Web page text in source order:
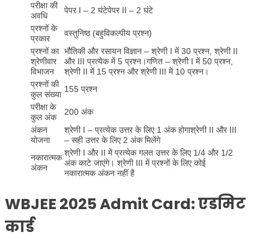
परीक्षा की
अवधि
पेपर I – 2 घंटेपेपर II – 2 घंटे
प्रश्नों के
प्रकार
वस्तुनिष्ठ (बहुविकल्पीय प्रश्न)
प्रश्नों का
श्रेणीवार
विभाजन
भौतिकी और रसायन विज्ञान – श्रेणी I में 30 प्रश्न, श्रेणी II
और III प्रत्येक में 5 प्रश्न।गणित – श्रेणी I में 50 प्रश्न,
श्रेणी II में 15 प्रश्न और श्रेणी III में 10 प्रश्न।
प्रश्नों की
कुल संख्या
155 प्रश्न
परीक्षा के
कुल अंक
200 अंक
अंकन
योजना
श्रेणी I – प्रत्येक उत्तर के लिए 1 अंक होगाश्रेणी II और III
– सही उत्तर के लिए 2 अंक मिलेंगे
नकारात्मक
अंकन
श्रेणी I और II में प्रत्येक गलत उत्तर के लिए 1/4 और 1/2
अंक काटे जाएंगे। श्रेणी III में प्रश्नों के लिए कोई
नकारात्मक अंकन नहीं है
WBJEE 2025 Admit Card: एडमिट
कार्ड